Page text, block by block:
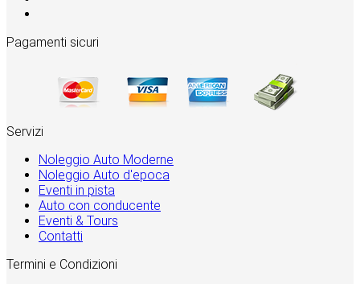
Pagamenti sicuri
Servizi
Noleggio Auto Moderne
Noleggio Auto d'epoca
Eventi in pista
Auto con conducente
Eventi & Tours
Contatti
Termini e Condizioni